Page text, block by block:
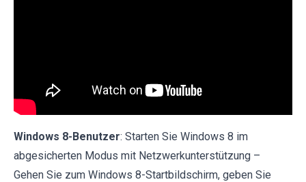
Windows 8-Benutzer: Starten Sie Windows 8 im
abgesicherten Modus mit Netzwerkunterstützung –
Gehen Sie zum Windows 8-Startbildschirm, geben Sie